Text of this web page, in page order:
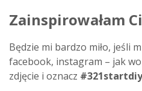
Zainspirowałam
Będzie mi bardzo miło, jeśli
facebook, instagram – jak
zdjęcie i oznacz #321startdiy